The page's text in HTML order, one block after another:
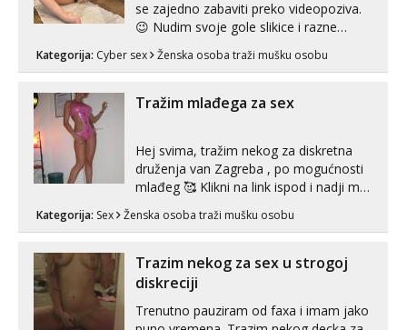
se zajedno zabaviti preko videopoziva.
😉 Nudim svoje gole slikice i razne
videouradke. 🤩 Za online zabavu pošalji
poruku na Whatsapp, Telegram ili Viber.
autentičnosti možeš me vidjeti na
videopozivu. 😉 S vama sam vec 5 ...
Kategorija: Cyber sex Ženska osoba traži mušku osobu
Tražim mlađega za sex
Hej svima, tražim nekog za diskretna
druženja van Zagreba , po mogućnosti
mlađeg 🥰 Klikni na link ispod i nadji me
Kategorija: Sex Ženska osoba traži mušku osobu
Trazim nekog za sex u strogoj
diskreciji
Trenutno pauziram od faxa i imam jako